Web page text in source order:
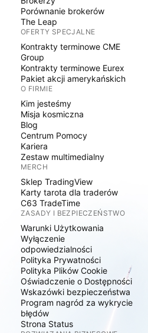
Porównanie brokerów
The Leap
OFERTY SPECJALNE
Kontrakty terminowe CME
Group
Kontrakty terminowe Eurex
Pakiet akcji amerykańskich
O FIRMIE
Kim jesteśmy
Misja kosmiczna
Blog
Centrum Pomocy
Kariera
Zestaw multimedialny
MERCH
Sklep TradingView
Karty tarota dla traderów
C63 TradeTime
ZASADY I BEZPIECZEŃSTWO
Warunki Użytkowania
Wyłączenie
odpowiedzialności
Polityka Prywatności
Polityka Plików Cookie
Oświadczenie o Dostępności
Wskazówki bezpieczeństwa
Program nagród za wykrycie
błędów
Strona Status